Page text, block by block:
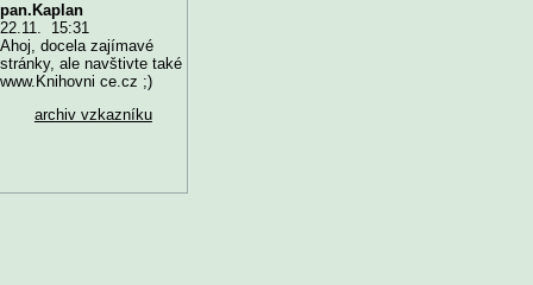
pan.Kaplan
22.11. 15:31
Ahoj, docela zajímavé
stránky, ale navštivte také
www.Knihovni ce.cz ;)
archiv vzkazníku